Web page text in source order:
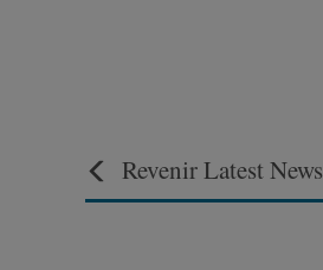
Revenir Latest News